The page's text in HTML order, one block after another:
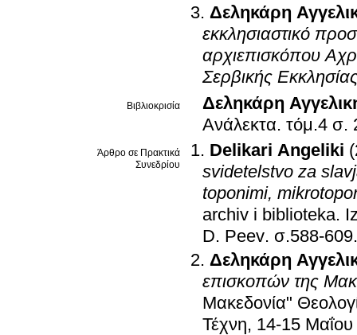
Δεληκάρη
εκκλησιαστικό
αρχιεπισκόπου
Σερβικής
Βιβλιοκρισία
Δεληκάρη
Ανάλεκτα.
Άρθρο σε Πρακτικά
Συνεδρίου
Delikari Angeliki
svidetelstvo za
toponimi,
archiv i biblioteka.
D. Peev. σ.588-609.
Δεληκάρη
επισκοπών της
Μακεδονία"
Τέχνη, 14-15